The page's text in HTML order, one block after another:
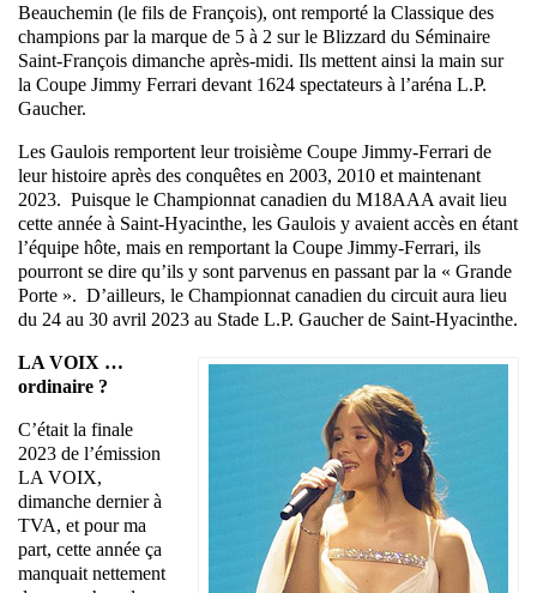
Beauchemin (le fils de François), ont remporté la Classique des
champions par la marque de 5 à 2 sur le Blizzard du Séminaire
Saint-François dimanche après-midi. Ils mettent ainsi la main sur
la Coupe Jimmy Ferrari devant 1624 spectateurs à l’aréna L.P.
Gaucher.
Les Gaulois remportent leur troisième Coupe Jimmy-Ferrari de
leur histoire après des conquêtes en 2003, 2010 et maintenant
2023. Puisque le Championnat canadien du M18AAA avait lieu
cette année à Saint-Hyacinthe, les Gaulois y avaient accès en étant
l’équipe hôte, mais en remportant la Coupe Jimmy-Ferrari, ils
pourront se dire qu’ils y sont parvenus en passant par la « Grande
Porte ». D’ailleurs, le Championnat canadien du circuit aura lieu
du 24 au 30 avril 2023 au Stade L.P. Gaucher de Saint-Hyacinthe.
LA VOIX …
ordinaire ?
C’était la finale
2023 de l’émission
LA VOIX,
dimanche dernier à
TVA, et pour ma
part, cette année ça
manquait nettement